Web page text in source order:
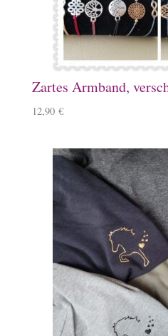
Zartes Armband,
12,90 €